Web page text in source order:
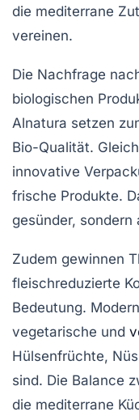
die mediterrane
vereinen.
Die Nachfrage
biologischen
Alnatura setzen
Bio-Qualität.
innovative
frische Produkte.
gesünder,
Zudem gewinnen
fleischreduzierte
Bedeutung.
vegetarische und
Hülsenfrüchte,
sind. Die Balance
die mediterrane